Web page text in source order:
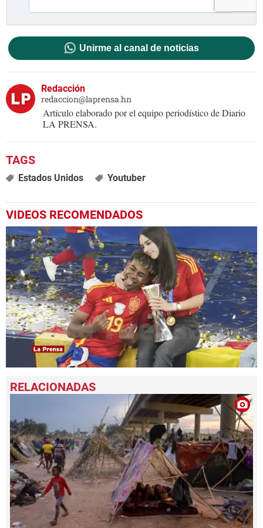
Unirme al canal de noticias
Redacción
redaccion@laprensa.hn
Artículo elaborado por el equipo periodístico de Diario
LA PRENSA.
Estados Unidos Youtuber
VIDEOS RECOMENDADOS
seconds
of
29
seconds